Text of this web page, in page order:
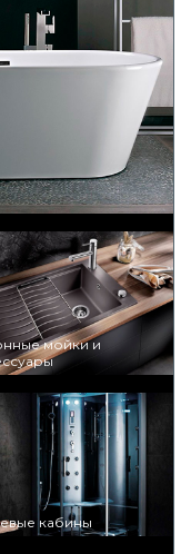
мойки и
кабины